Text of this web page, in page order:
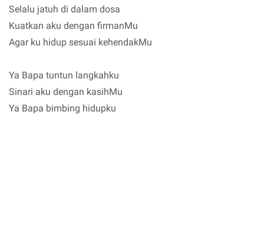
Selalu jatuh di dalam dosa
Kuatkan aku dengan firmanMu
Agar ku hidup sesuai kehendakMu
Ya Bapa tuntun langkahku
Sinari aku dengan kasihMu
Ya Bapa bimbing hidupku